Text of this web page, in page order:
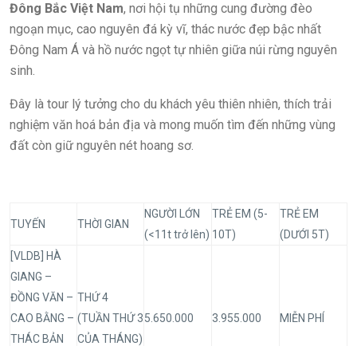
Đông Bắc Việt Nam, nơi hội tụ những cung đường đèo
ngoạn mục, cao nguyên đá kỳ vĩ, thác nước đẹp bậc nhất
Đông Nam Á và hồ nước ngọt tự nhiên giữa núi rừng nguyên
sinh.
Đây là tour lý tưởng cho du khách yêu thiên nhiên, thích trải
nghiệm văn hoá bản địa và mong muốn tìm đến những vùng
đất còn giữ nguyên nét hoang sơ.
TUYẾN THỜI GIAN
NGƯỜI LỚN
(<11t trở lên)
TRẺ EM (5-
10T)
TRẺ EM
(DƯỚI 5T)
[VLDB] HÀ
GIANG –
ĐỒNG VĂN –
CAO BẰNG –
THÁC BẢN
THỨ 4
(TUẦN THỨ 3
CỦA THÁNG)
5.650.000 3.955.000 MIỄN PHÍ